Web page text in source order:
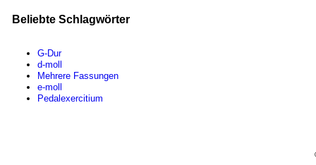
Beliebte Schlagwörter
G-Dur
d-moll
Mehrere Fassungen
e-moll
Pedalexercitium